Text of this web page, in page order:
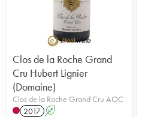
Clos de la Roche Grand
Cru Hubert Lignier
(Domaine)
Clos de la Roche Grand Cru AOC
2017 A